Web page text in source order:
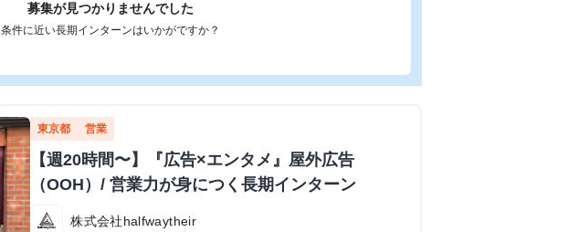
募集が見つかりませんでした
条件に近い長期インターンはいかがですか？
東京都 営業
【週20時間〜】『広告×エンタメ』屋外広告
（OOH）/ 営業力が身につく長期インターン
株式会社halfwaytheir